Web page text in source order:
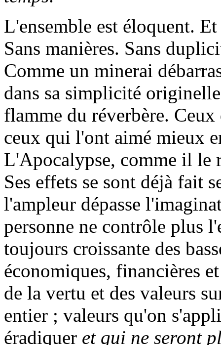
L'ensemble est éloquent.
Sans manières. Sans
Comme un minerai
dans sa simplicité
flamme du réverbère.
ceux qui l'ont aimé mieux
L'Apocalypse, comme il le
Ses effets se sont déjà fait
l'ampleur dépasse
personne ne contrôle plus
toujours croissante des
économiques, financières
de la vertu et des valeurs
entier ; valeurs qu'on
éradiquer et qui ne seront